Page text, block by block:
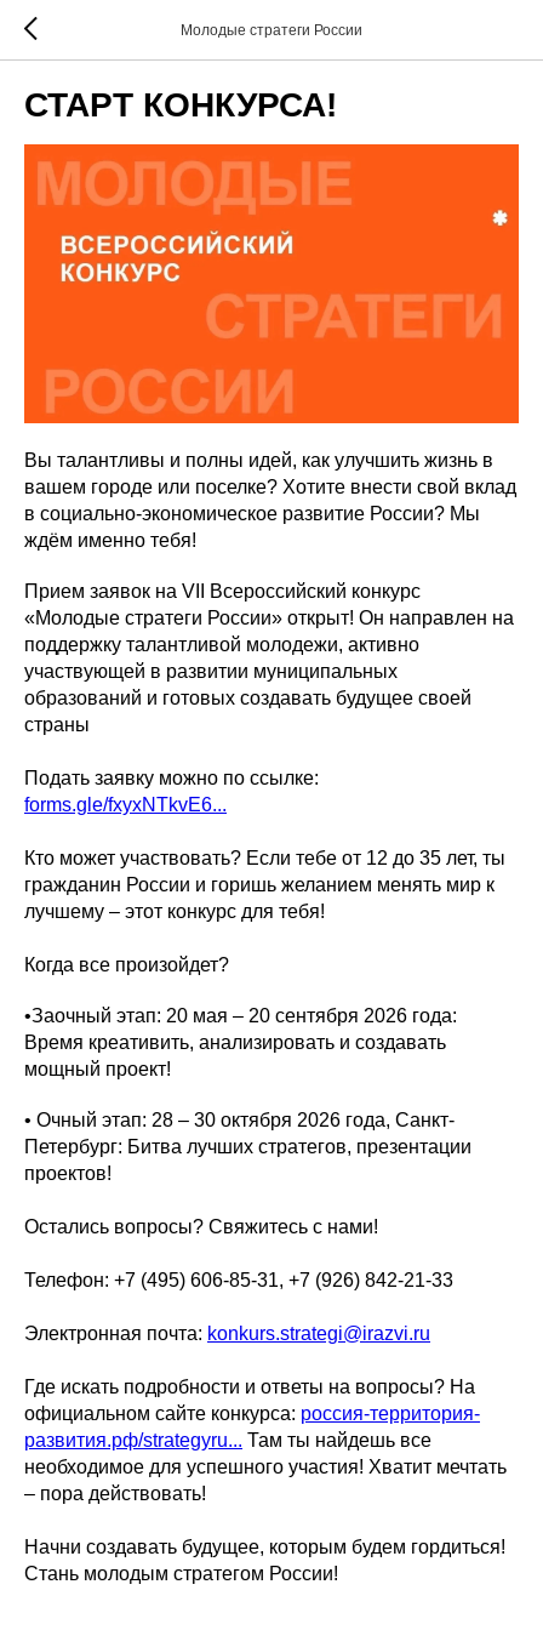
Молодые стратеги России
СТАРТ КОНКУРСА!
Вы талантливы и полны идей, как улучшить жизнь в
вашем городе или поселке? Хотите внести свой вклад
в социально-экономическое развитие России? Мы
ждём именно тебя!
Прием заявок на VII Всероссийский конкурс
«Молодые стратеги России» открыт! Он направлен на
поддержку талантливой молодежи, активно
участвующей в развитии муниципальных
образований и готовых создавать будущее своей
страны
Подать заявку можно по ссылке:
forms.gle/fxyxNTkvE6...
Кто может участвовать? Если тебе от 12 до 35 лет, ты
гражданин России и горишь желанием менять мир к
лучшему – этот конкурс для тебя!
Когда все произойдет?
•Заочный этап: 20 мая – 20 сентября 2026 года:
Время креативить, анализировать и создавать
мощный проект!
• Очный этап: 28 – 30 октября 2026 года, Санкт-
Петербург: Битва лучших стратегов, презентации
проектов!
Остались вопросы? Свяжитесь с нами!
Телефон: +7 (495) 606-85-31, +7 (926) 842-21-33
Электронная почта: konkurs.strategi@irazvi.ru
Где искать подробности и ответы на вопросы? На
официальном сайте конкурса: россия-территория-
развития.рф/strategyru... Там ты найдешь все
необходимое для успешного участия! Хватит мечтать
– пора действовать!
Начни создавать будущее, которым будем гордиться!
Стань молодым стратегом России!